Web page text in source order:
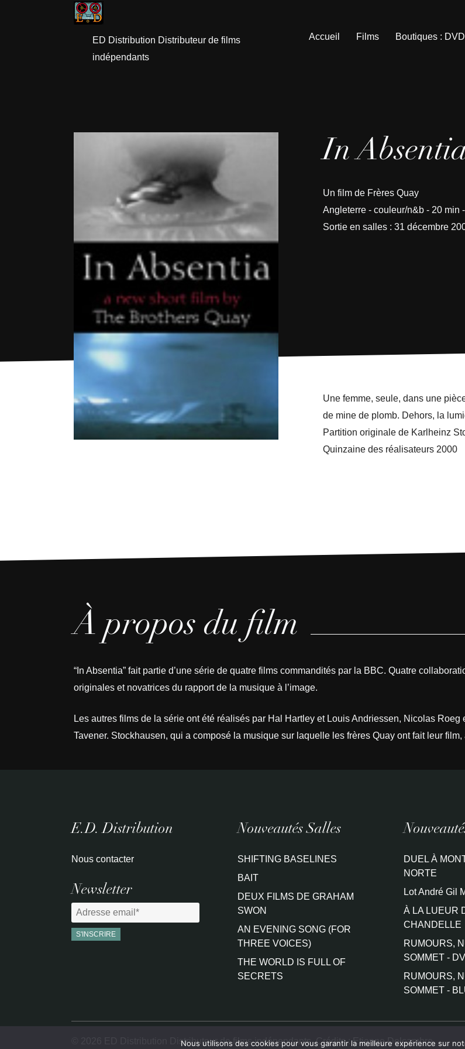
ED Distribution Distributeur de films
indépendants
Accueil Films Boutiques : DVD
In
Un film de Frères Quay
Angleterre - couleur/n&b - 20 min
Sortie en salles : 31 décembre
Une femme, seule, dans une
de mine de plomb. Dehors, la
Partition originale de Karlheinz
Quinzaine des réalisateurs 2000
À propos du film
“In Absentia” fait partie d’une série de quatre films commandités par la BBC. Quatre
originales et novatrices du rapport de la musique à l’image.
Les autres films de la série ont été réalisés par Hal Hartley et Louis Andriessen, Nicolas
Tavener. Stockhausen, qui a composé la musique sur laquelle les frères Quay ont fait leur
E.D. Distribution
Nous contacter
Newsletter
Nouveautés Salles
SHIFTING BASELINES
BAIT
DEUX FILMS DE GRAHAM
SWON
AN EVENING SONG (FOR
THREE VOICES)
THE WORLD IS FULL OF
SECRETS
DUEL À
NORTE
Lot André Gil
À LA LUEUR
CHANDELLE
RUMOURS,
SOMMET -
RUMOURS,
SOMMET -
© 2026 ED Distribution Distributeur de films indépendants. Crédits :Etienne Delcambre
Nous utilisons des cookies pour vous garantir la meilleure expérience sur